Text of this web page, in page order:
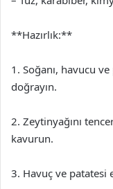
**Hazırlık:**
1. Soğanı, havucu
doğrayın.
2. Zeytinyağını
kavurun.
3. Havuç ve patatesi